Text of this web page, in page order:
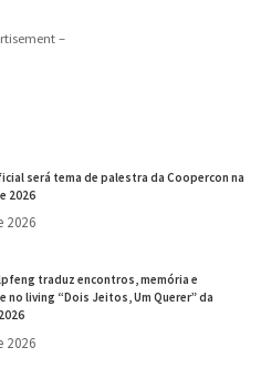
–
será tema de palestra da Coopercon na
2026
2026
traduz encontros, memória e
living “Dois Jeitos, Um Querer” da
2026